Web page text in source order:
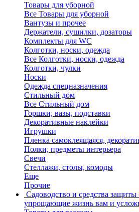
Товары для уборной
Все Товары для уборной
Вантузы и прочее
Держатели, сушилки, дозаторы
Комплекты для WC
Колготки, носки, одежда
Все Колготки, носки, одежда
Колготки, чулки
Носки
Одежда спецназначения
Стильный дом
Все Стильный дом
Горшки, вазы, подставки
Декоративные наклейки
Игрушки
Пленка самоклеящаяся,
Полки, предметы интерьера
Свечи
Стеллажи, столы, комоды
Еще
Прочие
Садоводство и средства защиты
упрощающие жизнь вам и